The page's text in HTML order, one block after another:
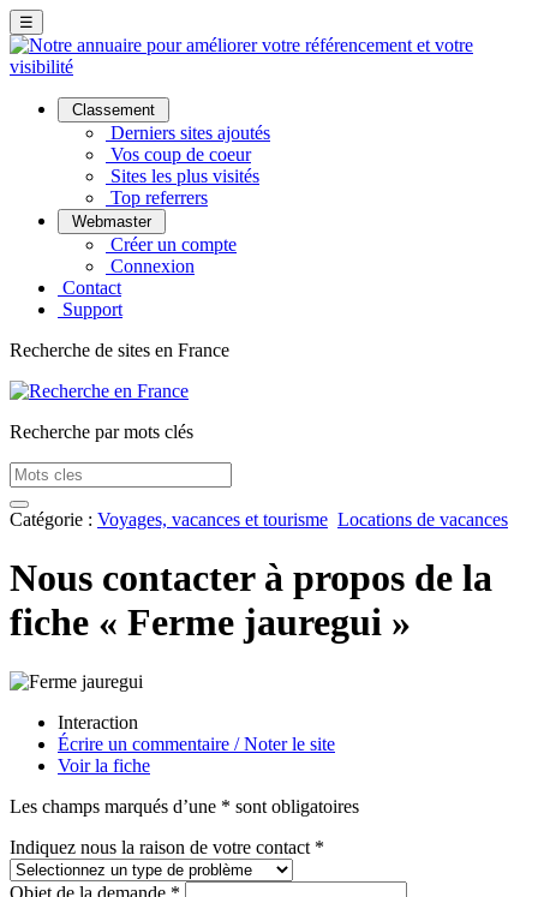
☰
Classement
Derniers sites ajoutés
Vos coup de coeur
Sites les plus visités
Top referrers
Webmaster
Créer un compte
Connexion
Contact
Support
Recherche de sites en France
Recherche par mots clés
Catégorie : Voyages, vacances et tourisme Locations de vacances
Nous contacter à propos de la
fiche « Ferme jauregui »
Interaction
Écrire un commentaire / Noter le site
Voir la fiche
Les champs marqués d’une * sont obligatoires
Indiquez nous la raison de votre contact *
Objet de la demande *